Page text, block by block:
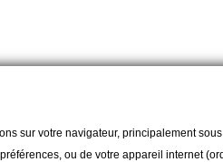
savoir plus voir la vidéo https://
sur votre navigateur, principalement
ou de votre appareil internet